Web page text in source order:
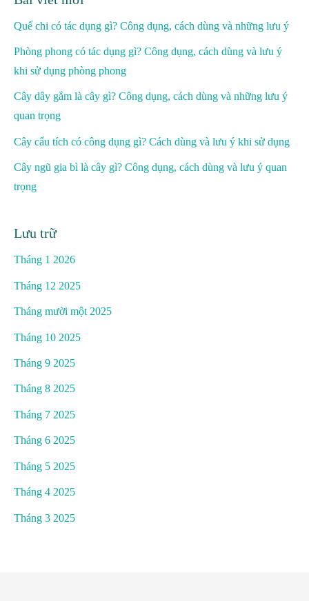
Quế chi có tác dụng gì? Công dụng, cách dùng và những lưu ý
Phòng phong có tác dụng gì? Công dụng, cách dùng và lưu ý
khi sử dụng phòng phong
Cây dây gắm là cây gì? Công dụng, cách dùng và những lưu ý
quan trọng
Cây cẩu tích có công dụng gì? Cách dùng và lưu ý khi sử dụng
Cây ngũ gia bì là cây gì? Công dụng, cách dùng và lưu ý quan
trọng
Lưu trữ
Tháng 1 2026
Tháng 12 2025
Tháng mười một 2025
Tháng 10 2025
Tháng 9 2025
Tháng 8 2025
Tháng 7 2025
Tháng 6 2025
Tháng 5 2025
Tháng 4 2025
Tháng 3 2025